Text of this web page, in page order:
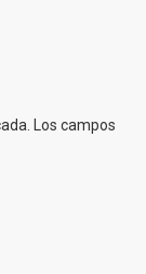
Los campos